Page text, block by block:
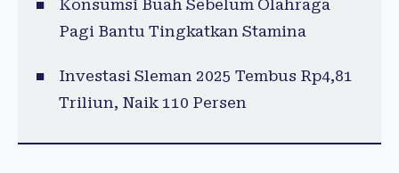
Konsumsi Buah Sebelum Olahraga
Pagi Bantu Tingkatkan Stamina
Investasi Sleman 2025 Tembus Rp4,81
Triliun, Naik 110 Persen